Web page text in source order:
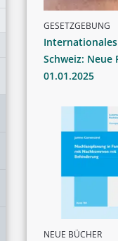
GESETZGEBUNG
Schweiz: Neue
01.01.2025
NEUE BÜCHER